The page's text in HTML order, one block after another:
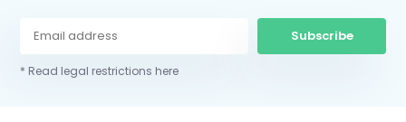
Subscribe
* Read legal restrictions here